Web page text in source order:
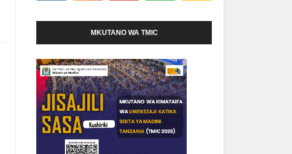
MKUTANO WA TMIC